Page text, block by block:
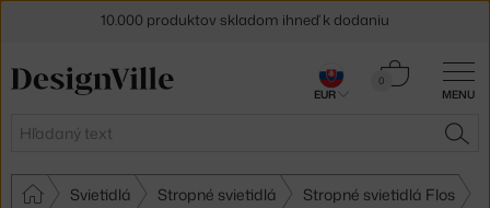
MENU
Hľadať
0
Košík
Svietidlá Stropné svietidlá Stropné svietidlá Flos
10.000 produktov skladom ihneď k dodaniu
30 dní na vrátenie tovaru
EUR